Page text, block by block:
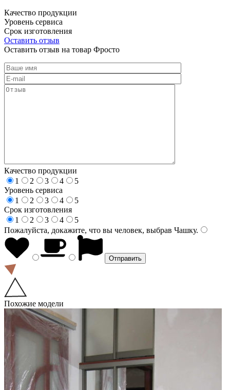
Качество продукции
Уровень сервиса
Срок изготовления
Оставить отзыв
Оставить отзыв на товар Фросто
Качество продукции
1
2 3 4
5
Уровень сервиса
1
2 3 4
5
Срок изготовления
1
2 3 4
5
Пожалуйста, докажите, что вы человек, выбрав Чашку.
Похожие модели